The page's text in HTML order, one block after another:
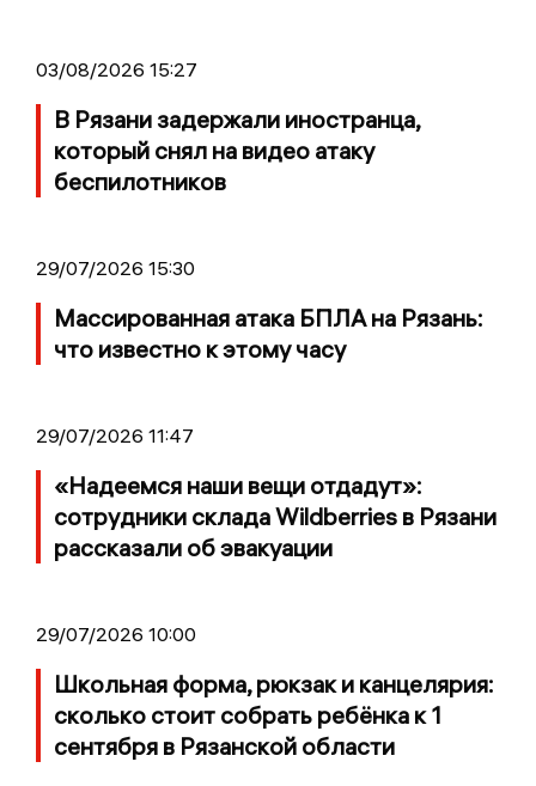
03/08/2026 15:27
В Рязани задержали иностранца,
который снял на видео атаку
беспилотников
29/07/2026 15:30
Массированная атака БПЛА на Рязань:
что известно к этому часу
29/07/2026 11:47
«Надеемся наши вещи отдадут»:
сотрудники склада Wildberries в Рязани
рассказали об эвакуации
29/07/2026 10:00
Школьная форма, рюкзак и канцелярия:
сколько стоит собрать ребёнка к 1
сентября в Рязанской области